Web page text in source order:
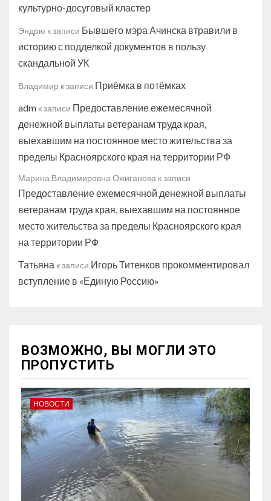
культурно-досуговый кластер
Эндрю к записи Бывшего мэра Ачинска втравили в
историю с подделкой документов в пользу
скандальной УК
Владимир к записи Приёмка в потёмках
adm к записи Предоставление ежемесячной
денежной выплаты ветеранам труда края,
выехавшим на постоянное место жительства за
пределы Красноярского края на территории РФ
Марина Владимировна Ожиганова к записи
Предоставление ежемесячной денежной выплаты
ветеранам труда края, выехавшим на постоянное
место жительства за пределы Красноярского края
на территории РФ
Татьяна к записи Игорь Титенков прокомментировал
вступление в «Единую Россию»
ВОЗМОЖНО, ВЫ МОГЛИ ЭТО
ПРОПУСТИТЬ
НОВОСТИ